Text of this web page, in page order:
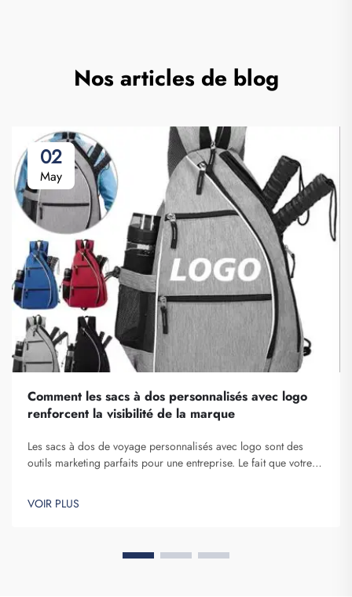
Nos articles de blog
02
May
Comment les sacs à dos personnalisés avec logo
renforcent la visibilité de la marque
Les sacs à dos de voyage personnalisés avec logo sont des
outils marketing parfaits pour une entreprise. Le fait que votre
ne peut être sous-estimé. À chaque fois que la personne qui
porte votre sac à dos sur elle...
VOIR PLUS